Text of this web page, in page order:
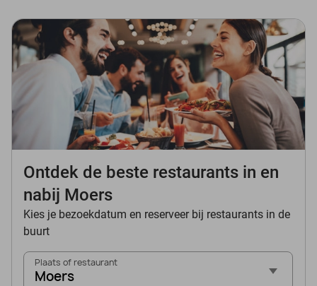
Ontdek de beste restaurants in en
nabij Moers
Kies je bezoekdatum en reserveer bij restaurants in de
buurt
Plaats of restaurant
Moers